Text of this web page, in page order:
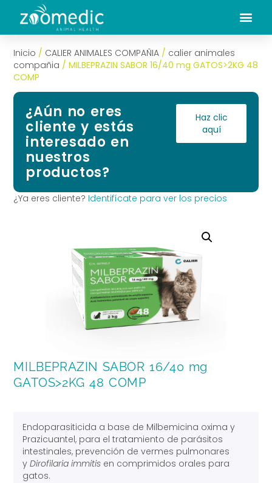
Inicio / CALIER ANIMALES COMPAÑIA / calier animales
compañia / MILBEPRAZIN SABOR 16/40 mg GATOS>2KG 48
COMP
¿Aún no eres
cliente y estás
interesado en
nuestros
productos?
Haz clic
aquí
¿Ya eres cliente? Identifícate para ver los precios
MILBEPRAZIN SABOR 16/40 mg
GATOS>2KG 48 COMP
Endoparasiticida a base de Milbemicina oxima y
Prazicuantel, para el tratamiento de parásitos
intestinales, prevención de vermes pulmonares
yDirofilaria immitis en comprimidos orales para
gatos.